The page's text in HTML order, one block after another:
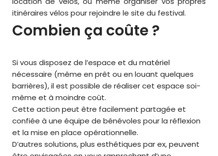
itinéraires vélos pour rejoindre le site du festival.
Combien ça coûte ?
Si vous disposez de l’espace et du matériel
nécessaire (même en prêt ou en louant quelques
barrières), il est possible de réaliser cet espace soi-
même et à moindre coût.
Cette action peut être facilement partagée et
confiée à une équipe de bénévoles pour la réflexion
et la mise en place opérationnelle.
D’autres solutions, plus esthétiques par ex, peuvent